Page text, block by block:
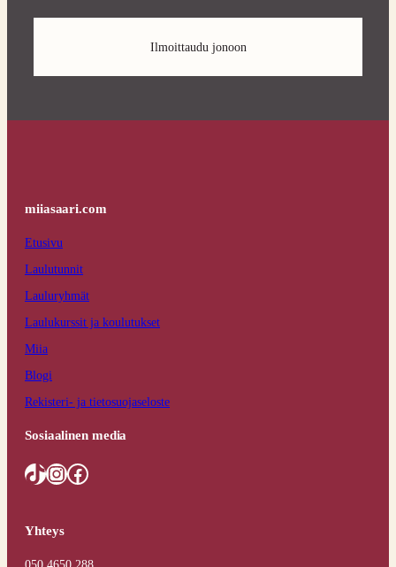
Ilmoittaudu jonoon
miiasaari.com
Etusivu
Laulutunnit
Lauluryhmät
Laulukurssit ja koulutukset
Miia
Blogi
Rekisteri- ja tietosuojaseloste
Sosiaalinen media
TikTok InstagramFacebook
Yhteys
050 4650 288